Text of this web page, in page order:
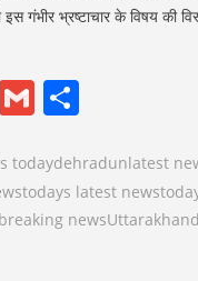
गंभीर भ्रष्टाचार के विषय की
GmailShare
todaydehradunlatest
todays latest news
news